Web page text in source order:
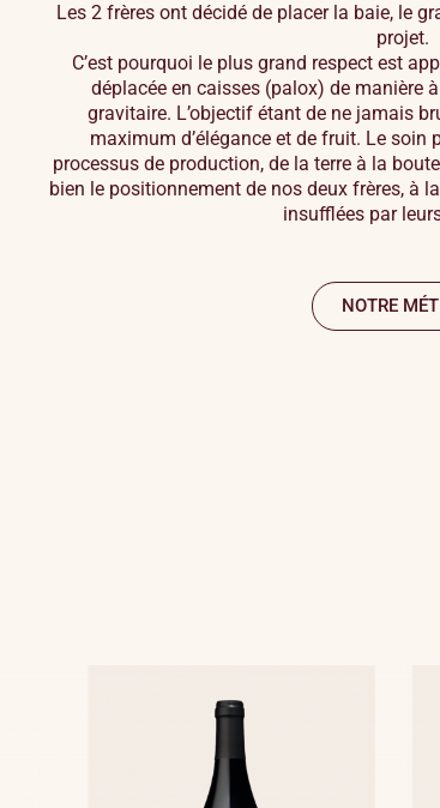
Les 2 frères ont décidé de placer la baie, le
projet.
C’est pourquoi le plus grand respect est
déplacée en caisses (palox) de manière
gravitaire. L’objectif étant de ne jamais
maximum d’élégance et de fruit. Le
processus de production, de la terre à la
bien le positionnement de nos deux frères, à
insufflées par
NOTRE